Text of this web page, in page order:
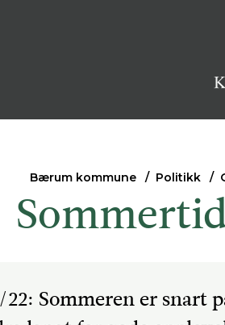
Bærum kommune Politikk
Sommeren er snart